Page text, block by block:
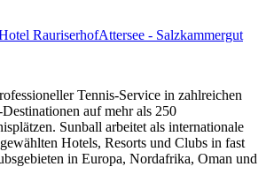
RauriserhofAttersee - Salzkammergut
Tennis-Service in zahlreichen
auf mehr als 250
Sunball arbeitet als internationale
Hotels, Resorts und Clubs in fast
in Europa, Nordafrika, Oman und